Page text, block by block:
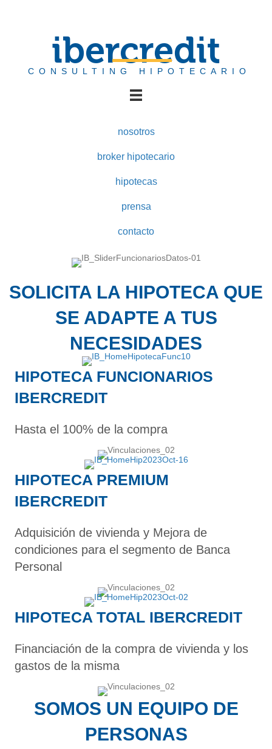
ibercredit
CONSULTING HIPOTECARIO
nosotros
broker hipotecario
hipotecas
prensa
contacto
SOLICITA LA HIPOTECA QUE
SE ADAPTE A TUS
NECESIDADES
HIPOTECA FUNCIONARIOS
IBERCREDIT
Hasta el 100% de la compra
HIPOTECA PREMIUM
IBERCREDIT
Adquisición de vivienda y Mejora de
condiciones para el segmento de Banca
Personal
HIPOTECA TOTAL IBERCREDIT
Financiación de la compra de vivienda y los
gastos de la misma
SOMOS UN EQUIPO DE
PERSONAS